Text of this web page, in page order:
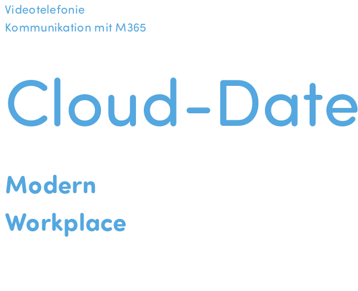
Videotelefonie
Kommunikation mit M365
Cloud-
Modern
Workplace